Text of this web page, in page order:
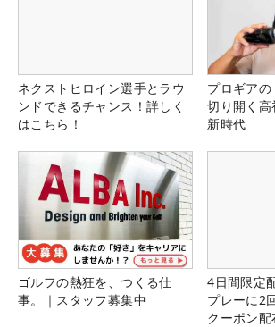
ネクストヒロイン選手とラウ
ンドできるチャンス！詳しく
はこちら！
プロギア
切り開く
新時代
ゴルフの熱狂を、つくる仕
事。｜スタッフ募集中
4日間限定
プレーに2
クーポン配